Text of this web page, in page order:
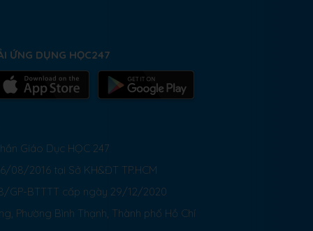
ỨNG DỤNG HỌC247
Giáo Dục HỌC 247
08/2016 tại Sở KH&ĐT TP.HCM
GP-BTTTT cấp ngày 29/12/2020
Phường Bình Thạnh, Thành phố Hồ Chí